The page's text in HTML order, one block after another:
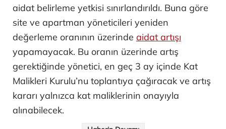
aidat belirleme yetkisi sınırlandırıldı. Buna göre
site ve apartman yöneticileri yeniden
değerleme oranının üzerinde aidat artışı
yapamayacak. Bu oranın üzerinde artış
gerektiğinde yönetici, en geç 3 ay içinde Kat
Malikleri Kurulu’nu toplantıya çağıracak ve artış
kararı yalnızca kat maliklerinin onayıyla
alınabilecek.